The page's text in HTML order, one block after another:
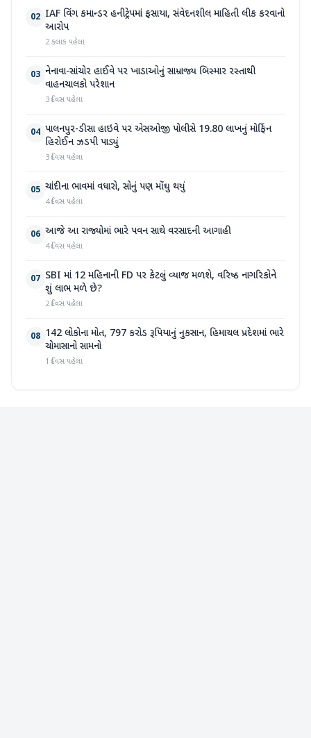
02 IAF વિંગ કમાન્ડર હનીટ્રેપમાં ફસાયા, સંવેદનશીલ માહિતી લીક કરવાનો
આરોપ
2 કલાક પહેલા
03 નેનાવા-સાંચોર હાઈવે પર ખાડાઓનું સામ્રાજ્ય બિસ્માર રસ્તાથી
વાહનચાલકો પરેશાન
3 દિવસ પહેલા
04 પાલનપુર-ડીસા હાઇવે પર એસઓજી પોલીસે 19.80 લાખનું મોર્ફિન
હિરોઈન ઝડપી પાડ્યું
3 દિવસ પહેલા
05 ચાંદીના ભાવમાં વધારો, સોનું પણ મોંઘુ થયું
4 દિવસ પહેલા
06 આજે આ રાજ્યોમાં ભારે પવન સાથે વરસાદની આગાહી
4 દિવસ પહેલા
07 SBI માં 12 મહિનાની FD પર કેટલું વ્યાજ મળશે, વરિષ્ઠ નાગરિકોને
શું લાભ મળે છે?
2 દિવસ પહેલા
08 142 લોકોના મોત, 797 કરોડ રૂપિયાનું નુકસાન, હિમાચલ પ્રદેશમાં ભારે
ચોમાસાનો સામનો
1 દિવસ પહેલા